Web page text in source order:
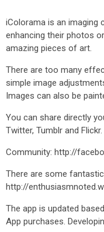
iColorama is an imaging
enhancing their photos
amazing pieces of art.
There are too many
simple image
Images can also be
You can share directly
Twitter, Tumblr and Flickr.
Community: http://
There are some
http://
The app is updated
App purchases.